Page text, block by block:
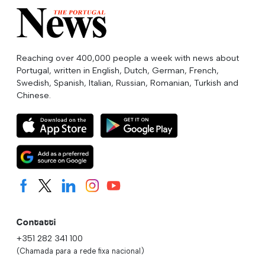
Reaching over 400,000 people a week with news about
Portugal, written in English, Dutch, German, French,
Swedish, Spanish, Italian, Russian, Romanian, Turkish and
Chinese.
Contatti
+351 282 341 100
(Chamada para a rede fixa nacional)